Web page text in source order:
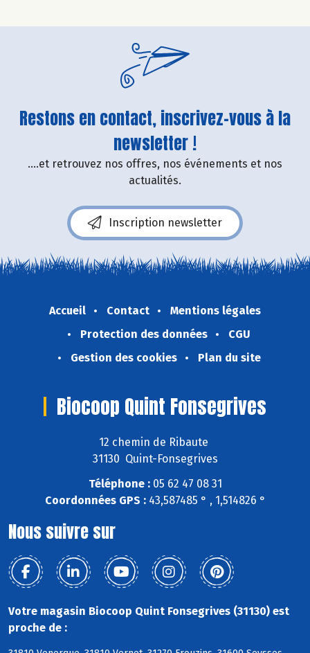
Restons en contact, inscrivez-vous à la
newsletter !
....et retrouvez nos offres, nos événements et nos
actualités.
Inscription newsletter
Accueil Contact
Mentions légales
Protection des données
CGU
Gestion des cookies
Plan du site
Biocoop Quint Fonsegrives
12 chemin de Ribaute
31130 Quint-Fonsegrives
Téléphone :05 62 47 08 31
Coordonnées GPS :43,587485 ° , 1,514826 °
Nous suivre sur
Votre magasin Biocoop Quint Fonsegrives (31130) est
proche de :